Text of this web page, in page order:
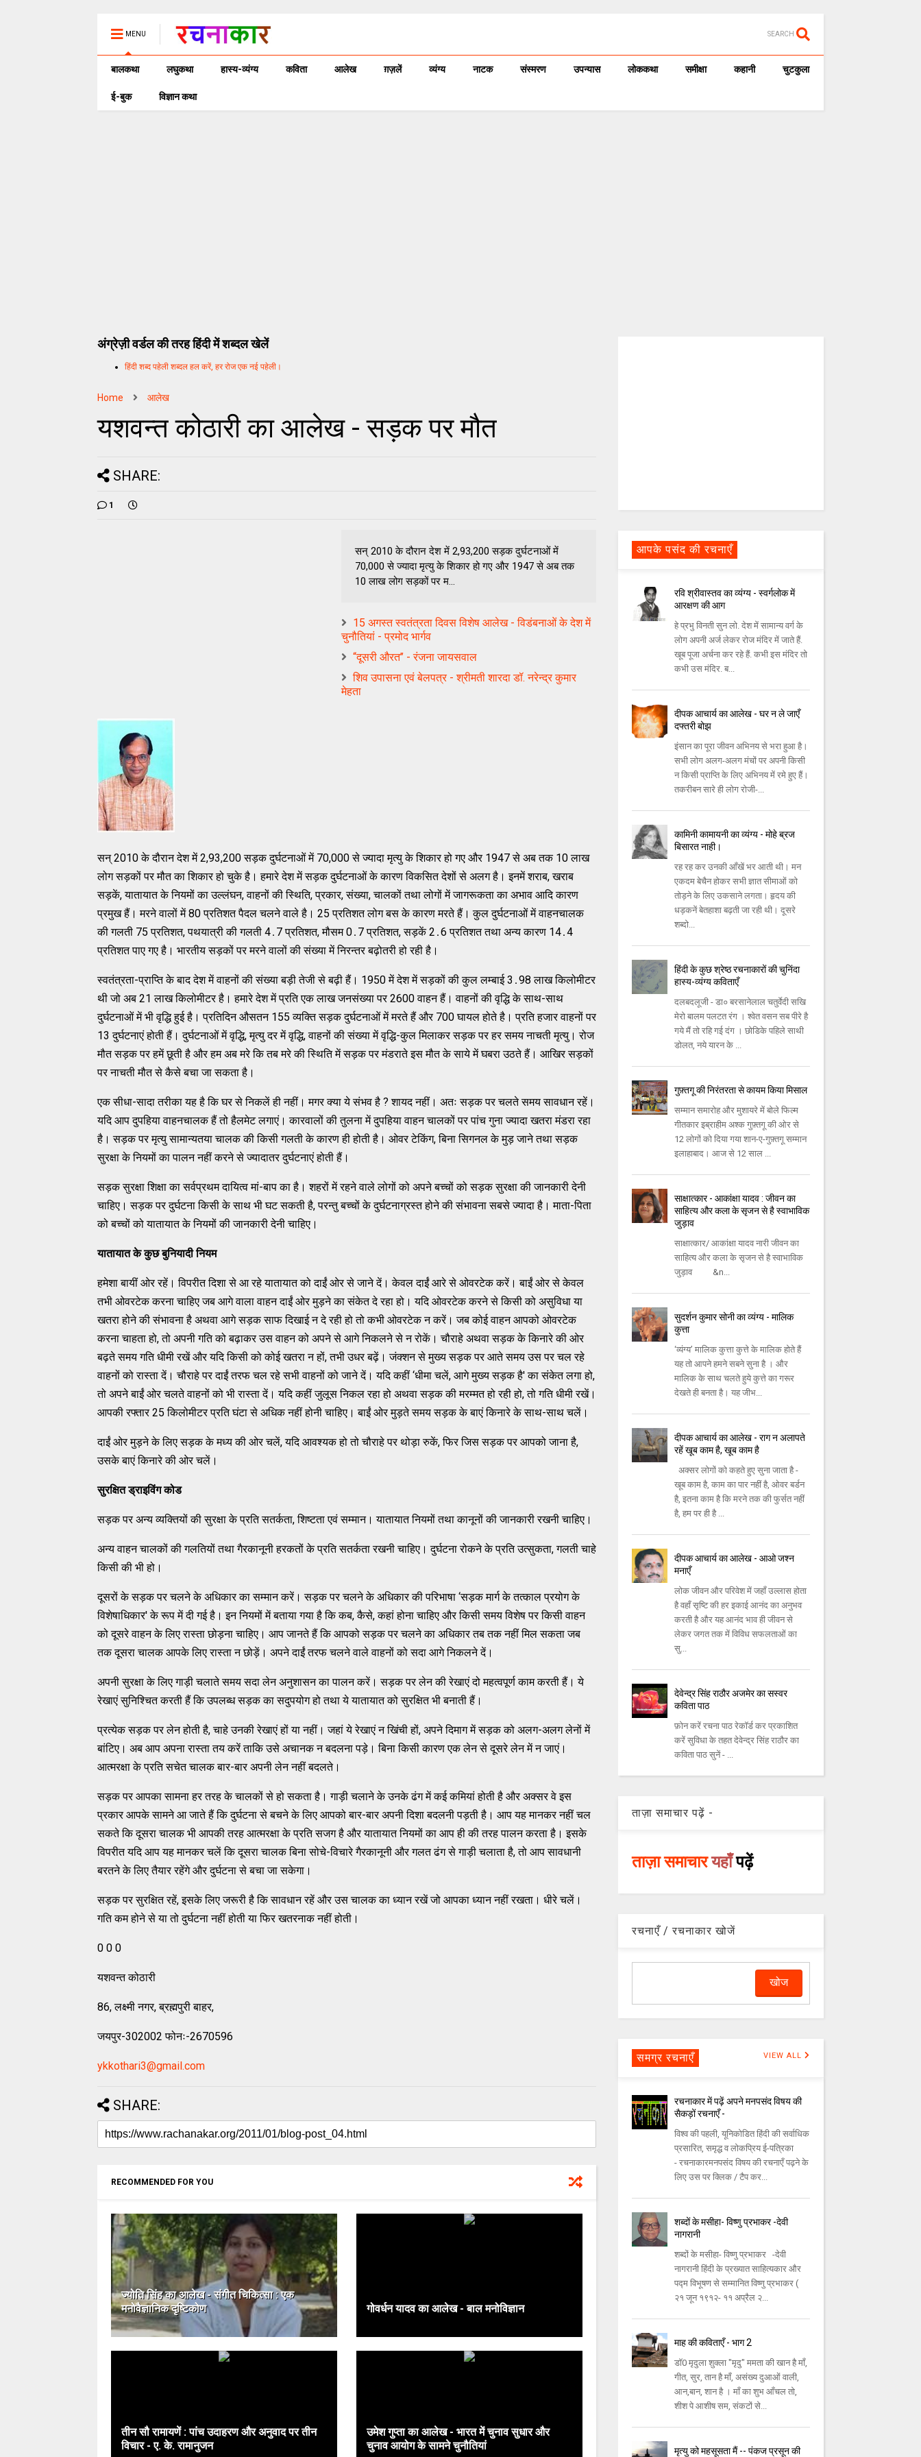
MENU SEARCH
बालकथा लघुकथा हास्य-व्यंग्य कविता आलेख ग़ज़लें व्यंग्य नाटक संस्मरण उपन्यास लोककथा समीक्षा कहानी चुटकुला
ई-बुक विज्ञान कथा
अंग्रेज़ी वर्डल की तरह हिंदी में शब्दल खेलें
हिंदी शब्द पहेली शब्दल हल करें, हर रोज एक नई पहेली।
Home आलेख
यशवन्त कोठारी का आलेख - सड़क पर मौत
SHARE:
1
सन्‌ 2010 के दौरान देश में 2,93,200 सड़क दुर्घटनाओं में
70,000 से ज्‍यादा मृत्‍यु के शिकार हो गए और 1947 से अब तक
10 लाख लोग सड़कों पर म...
15 अगस्त स्वतंत्रता दिवस विशेष आलेख - विडंबनाओं के देश में
चुनौतियां - प्रमोद भार्गव
“दूसरी औरत’’ - रंजना जायसवाल
शिव उपासना एवं बेलपत्र - श्रीमती शारदा डॉ. नरेन्द्र कुमार
मेहता
सन्‌ 2010 के दौरान देश में 2,93,200 सड़क दुर्घटनाओं में 70,000 से ज्‍यादा मृत्‍यु के शिकार हो गए और 1947 से अब तक 10 लाख
लोग सड़कों पर मौत का शिकार हो चुके है। हमारे देश में सड़क दुर्घटनाओं के कारण विकसित देशों से अलग है। इनमें शराब, खराब
सड़कें, यातायात के नियमों का उल्‍लंघन, वाहनों की स्‍थिति, प्रकार, संख्‍या, चालकों तथा लोगों में जागरूकता का अभाव आदि कारण
प्रमुख हैं। मरने वालों में 80 प्रतिशत पैदल चलने वाले है। 25 प्रतिशत लोग बस के कारण मरते हैं। कुल दुर्घटनाओं में वाहनचालक
की गलती 75 प्रतिशत, पथयात्री की गलती 4․7 प्रतिशत, मौसम 0․7 प्रतिशत, सड़कें 2․6 प्रतिशत तथा अन्‍य कारण 14․4
प्रतिशत पाए गए है। भारतीय सड़कों पर मरने वालों की संख्‍या में निरन्‍तर बढ़ोतरी हो रही है।
स्‍वतंत्रता-प्राप्‍ति के बाद देश में वाहनों की संख्‍या बड़ी तेजी से बढ़ी हैं। 1950 में देश में सड़कों की कुल लम्‍बाई 3․98 लाख किलोमीटर
थी जो अब 21 लाख किलोमीटर है। हमारे देश में प्रति एक लाख जनसंख्‍या पर 2600 वाहन हैं। वाहनों की वृद्धि के साथ-साथ
दुर्घटनाओं में भी वृद्धि हुई है। प्रतिदिन औसतन 155 व्‍यक्‍ति सड़क दुर्घटनाओं में मरते हैं और 700 घायल होते है। प्रति हजार वाहनों पर
13 दुर्घटनाएं होती हैं। दुर्घटनाओं में वृद्धि, मृत्‍यु दर में वृद्धि, वाहनों की संख्‍या में वृद्धि-कुल मिलाकर सड़क पर हर समय नाचती मृत्‍यु। रोज
मौत सड़क पर हमें छूती है और हम अब मरे कि तब मरे की स्‍थिति में सड़क पर मंडराते इस मौत के साये में घबरा उठते हैं। आखिर सड़कों
पर नाचती मौत से कैसे बचा जा सकता है।
एक सीधा-सादा तरीका यह है कि घर से निकलें ही नहीं। मगर क्‍या ये संभव है ? शायद नहीं। अतः सड़क पर चलते समय सावधान रहें।
यदि आप दुपहिया वाहनचालक हैं तो हैलमेट लगाएं। कारवालों की तुलना में दुपहिया वाहन चालकों पर पांच गुना ज्‍यादा खतरा मंडरा रहा
है। सड़क पर मृत्‍यु सामान्‍यतया चालक की किसी गलती के कारण ही होती है। ओवर टेकिंग, बिना सिगनल के मुड़ जाने तथा सड़क
सुरक्षा के नियमों का पालन नहीं करने से ज्‍यादातर दुर्घटनाएं होती हैं।
सड़क सुरक्षा शिक्षा का सर्वप्रथम दायित्व मां-बाप का है। शहरों में रहने वाले लोगों को अपने बच्‍चों को सड़क सुरक्षा की जानकारी देनी
चाहिए। सड़क पर दुर्घटना किसी के साथ भी घट सकती है, परन्‍तु बच्‍चों के दुर्घटनाग्रस्‍त होने की संभावना सबसे ज्‍यादा है। माता-पिता
को बच्‍चों को यातायात के नियमों की जानकारी देनी चाहिए।
यातायात के कुछ बुनियादी नियम
हमेशा बायीं ओर रहें। विपरीत दिशा से आ रहे यातायात को दाईं ओर से जाने दें। केवल दाईं आरे से ओवरटेक करें। बाईं ओर से केवल
तभी ओवरटेक करना चाहिए जब आगे वाला वाहन दाईं ओर मुड़ने का संकेत दे रहा हो। यदि ओवरटेक करने से किसी को असुविधा या
खतरा होने की संभावना है अथवा आगे सड़क साफ दिखाई न दे रही हो तो कभी ओवरटेक न करें। जब कोई वाहन आपको ओवरटेक
करना चाहता हो, तो अपनी गति को बढ़ाकर उस वाहन को अपने से आगे निकलने से न रोकें। चौराहे अथवा सड़क के किनारे की ओर
बढ़ते समय गति धीमी रखें और यदि किसी को कोई खतरा न हों, तभी उधर बढ़ें। जंक्‍शन से मुख्‍य सड़क पर आते समय उस पर चल रहे
वाहनों को रास्‍ता दें। चौराहे पर दाईं तरफ चल रहे सभी वाहनों को जाने दें। यदि कहीं ‘धीमा चलें, आगे मुख्‍य सड़क है' का संकेत लगा हो,
तो अपने बाईं ओर चलते वाहनों को भी रास्‍ता दें। यदि कहीं जुलूस निकल रहा हो अथवा सड़क की मरम्‍मत हो रही हो, तो गति धीमी रखें।
आपकी रफ्‍तार 25 किलोमीटर प्रति घंटा से अधिक नहीं होनी चाहिए। बाईं ओर मुड़ते समय सड़क के बाएं किनारे के साथ-साथ चलें।
दाईं ओर मुड़ने के लिए सड़क के मध्‍य की ओर चलें, यदि आवश्‍यक हो तो चौराहे पर थोड़ा रुकें, फिर जिस सड़क पर आपको जाना है,
उसके बाएं किनारे की ओर चलें।
सुरक्षित ड्राइविंग कोड
सड़क पर अन्‍य व्‍यक्‍तियों की सुरक्षा के प्रति सतर्कता, शिष्‍टता एवं सम्‍मान। यातायात नियमों तथा कानूनों की जानकारी रखनी चाहिए।
अन्‍य वाहन चालकों की गलतियों तथा गैरकानूनी हरकतों के प्रति सतर्कता रखनी चाहिए। दुर्घटना रोकने के प्रति उत्‍सुकता, गलती चाहे
किसी की भी हो।
दूसरों के सड़क पर चलने के अधिकार का सम्‍मान करें। सड़क पर चलने के अधिकार की परिभाषा ‘सड़क मार्ग के तत्‍काल प्रयोग के
विशेषाधिकार' के रूप में दी गई है। इन नियमों में बताया गया है कि कब, कैसे, कहां होना चाहिए और किसी समय विशेष पर किसी वाहन
को दूसरे वाहन के लिए रास्‍ता छोड़ना चाहिए। आप जानते हैं कि आपको सड़क पर चलने का अधिकार तब तक नहीं मिल सकता जब
तक दूसरा चालक आपके लिए रास्‍ता न छोड़ें। अपने दाईं तरफ चलने वाले वाहनों को सदा आगे निकलने दें।
अपनी सुरक्षा के लिए गाड़ी चलाते समय सदा लेन अनुशासन का पालन करें। सड़क पर लेन की रेखाएं दो महत्‍वपूर्ण काम करती हैं। ये
रेखाएं सुनिश्‍चित करती हैं कि उपलब्‍ध सड़क का सदुपयोग हो तथा ये यातायात को सुरक्षित भी बनाती हैं।
प्रत्‍येक सड़क पर लेन होती है, चाहे उनकी रेखाएं हों या नहीं। जहां ये रेखाएं न खिंची हों, अपने दिमाग में सड़क को अलग-अलग लेनों में
बांटिए। अब आप अपना रास्‍ता तय करें ताकि उसे अचानक न बदलना पड़े। बिना किसी कारण एक लेन से दूसरे लेन में न जाएं।
आत्‍मरक्षा के प्रति सचेत चालक बार-बार अपनी लेन नहीं बदलते।
सड़क पर आपका सामना हर तरह के चालकों से हो सकता है। गाड़ी चलाने के उनके ढंग में कई कमियां होती है और अक्‍सर वे इस
प्रकार आपके सामने आ जाते हैं कि दुर्घटना से बचने के लिए आपको बार-बार अपनी दिशा बदलनी पड़ती है। आप यह मानकर नहीं चल
सकते कि दूसरा चालक भी आपकी तरह आत्‍मरक्षा के प्रति सजग है और यातायात नियमों का आप ही की तरह पालन करता है। इसके
विपरीत यदि आप यह मानकर चलें कि दूसरा चालक बिना सोचे-विचारे गैरकानूनी और गलत ढंग से गाड़ी चलाता है, तो आप सावधानी
बरतने के लिए तैयार रहेंगे और दुर्घटना से बचा जा सकेगा।
सड़क पर सुरक्षित रहें, इसके लिए जरूरी है कि सावधान रहें और उस चालक का ध्‍यान रखें जो आपका ध्‍यान नहीं रखता। धीरे चलें।
गति कम होने से या तो दुर्घटना नहीं होती या फिर खतरनाक नहीं होती।
0 0 0
यशवन्‍त कोठारी
86, लक्ष्‍मी नगर, ब्रह्मपुरी बाहर,
जयपुर-302002 फोनः-2670596
ykkothari3@gmail.com
SHARE:
RECOMMENDED FOR YOU
ज्योति सिंह का आलेख - संगीत चिकित्सा : एक
मनोवैज्ञानिक दृष्टिकोण
गोवर्धन यादव का आलेख - बाल मनोविज्ञान
तीन सौ रामायणें : पांच उदाहरण और अनुवाद पर तीन
विचार - ए. के. रामानुजन
उमेश गुप्ता का आलेख - भारत में चुनाव सुधार और
चुनाव आयोग के सामने चुनौतियां
आपके पसंद की रचनाएँ
रवि श्रीवास्तव का व्यंग्य - स्वर्गलोक में
आरक्षण की आग
हे प्रभु विनती सुन लो. देश में सामान्य वर्ग के
लोग अपनी अर्ज लेकर रोज मंदिर में जाते हैं.
खूब पूजा अर्चना कर रहे हैं. कभी इस मंदिर तो
कभी उस मंदिर. ब...
दीपक आचार्य का आलेख - घर न ले जाएँ
दफ्तरी बोझ
इंसान का पूरा जीवन अभिनय से भरा हुआ है।
सभी लोग अलग-अलग मंचों पर अपनी किसी
न किसी प्राप्ति के लिए अभिनय में रमे हुए हैं।
तकरीबन सारे ही लोग रोजी-...
कामिनी कामायनी का व्यंग्य - मोहे ब्रज
बिसारत नाही।
रह रह कर उनकी आँखें भर आती थी। मन
एकदम बेचैन होकर सभी ज्ञात सीमाओं को
तोड़ने के लिए उकसाने लगता। हृदय की
धड़कनें बेतहाशा बढ़ती जा रही थी। दूसरे
शब्दो...
हिंदी के कुछ श्रेष्ठ रचनाकारों की चुनिंदा
हास्य-व्यंग्य कविताएँ
दलबदलूजी - डा० बरसानेलाल चतुर्वेदी सखि
मेरो बालम पलटत रंग । श्वेत वसन सब पीरे है
गये मैं तो रहि गई दंग । छोडिके पहिले साथी
डोलत, नये यारन के ...
गुफ़्तगू की निरंतरता से कायम किया मिसाल
सम्मान समारोह और मुशायरे में बोले फिल्म
गीतकार इब्राहीम अश्क गुफ़्तगू की ओर से
12 लोगों को दिया गया शान-ए-गुफ़्तगू सम्मान
इलाहाबाद। आज से 12 साल ...
साक्षात्कार - आकांक्षा यादव : जीवन का
साहित्य और कला के सृजन से है स्वाभाविक
जुड़ाव
साक्षात्कार/ आकांक्षा यादव नारी जीवन का
साहित्य और कला के सृजन से है स्वाभाविक
जुड़ाव &n...
सुदर्शन कुमार सोनी का व्यंग्य - मालिक
कुत्ता
‘व्यंग्य’ मालिक कुत्ता कुत्ते के मालिक होते हैं
यह तो आपने हमने सबने सुना है । और
मालिक के साथ चलते हुये कुत्ते का गरूर
देखते ही बनता है। यह जीभ...
दीपक आचार्य का आलेख - राग न अलापते
रहें खूब काम है, खूब काम है
अक्सर लोगों को कहते हुए सुना जाता है -
खूब काम है, काम का पार नहीं है, ओवर बर्डन
है, इतना काम है कि मरने तक की फुर्सत नहीं
है, हम पर ही है ...
दीपक आचार्य का आलेख - आओ जश्न
मनाएँ
लोक जीवन और परिवेश में जहाँ उल्लास होता
है वहाँ सृष्टि की हर इकाई आनंद का अनुभव
करती है और यह आनंद भाव ही जीवन से
लेकर जगत तक में विविध सफलताओं का
सु...
देवेन्द्र सिंह राठौर अजमेर का सस्वर
कविता पाठ
फ़ोन करें रचना पाठ रेकॉर्ड कर प्रकाशित
करें सुविधा के तहत देवेन्द्र सिंह राठौर का
कविता पाठ सुनें - ...
ताज़ा समाचार पढ़ें -
ताज़ा समाचारयहाँपढ़ें
रचनाएँ / रचनाकार खोजें
समग्र रचनाएँ VIEW ALL
रचनाकार में पढ़ें अपने मनपसंद विषय की
सैकड़ों रचनाएँ -
विश्व की पहली, यूनिकोडित हिंदी की सर्वाधिक
प्रसारित, समृद्ध व लोकप्रिय ई-पत्रिका
- रचनाकारमनपसंद विषय की रचनाएँ पढ़ने के
लिए उस पर क्लिक / टैप कर...
शब्दों के मसीहा- विष्णु प्रभाकर -देवी
नागरानी
शब्दों के मसीहा- विष्णु प्रभाकर -देवी
नागरानी हिंदी के प्रख्यात साहित्यकार और
पद्म विभूषण से सम्मानित विष्णु प्रभाकर (
२१ जून १९१२- ११ अप्रैल २...
माह की कविताएँ - भाग 2
डॉ0 मृदुला शुक्ला "मृदु" ममता की खान है माँ,
गीत, सुर, तान है माँ, असंख्य दुआओं वाली,
आन,बान, शान है । माँ का शुभ आँचल तो,
शीश पे आशीष सम, संकटों से...
मृत्यु को महसूसता मैं -- पंकज प्रसून की